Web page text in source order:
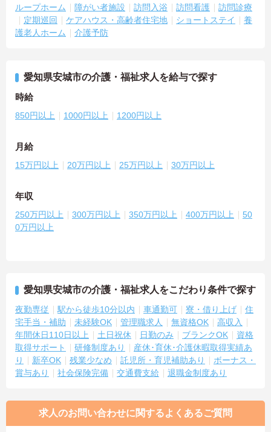
ループホーム
障がい者施設 訪問入浴 訪問看護
訪問診療
定期巡回
ケアハウス・高齢者住宅地 ショートステイ
養
護老人ホーム
介護予防
愛知県安城市の介護・福祉求人を給与で探す
時給
850円以上 1000円以上 1200円以上
月給
15万円以上 20万円以上 25万円以上 30万円以上
年収
250万円以上 300万円以上 350万円以上 400万円以上
50
0万円以上
愛知県安城市の介護・福祉求人をこだわり条件で探す
夜勤専従 駅から徒歩10分以内 車通勤可 寮・借り上げ
住
宅手当・補助
未経験OK 管理職求人 無資格OK
高収入
年間休日110日以上
土日祝休 日勤のみ ブランクOK
資格
取得サポート
研修制度あり
産休･育休･介護休暇取得実績あ
り
新卒OK 残業少なめ 託児所・育児補助あり
ボーナス・
賞与あり
社会保険完備 交通費支給 退職金制度あり
求人のお問い合わせに関するよくあるご質問